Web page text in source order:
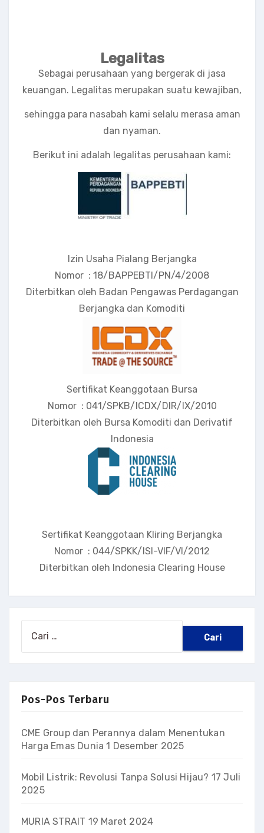
Legalitas
Sebagai perusahaan yang bergerak di jasa
keuangan. Legalitas merupakan suatu kewajiban,
sehingga para nasabah kami selalu merasa aman
dan nyaman.
Berikut ini adalah legalitas perusahaan kami:
Izin Usaha Pialang Berjangka
Nomor : 18/BAPPEBTI/PN/4/2008
Diterbitkan oleh Badan Pengawas Perdagangan
Berjangka dan Komoditi
Sertifikat Keanggotaan Bursa
Nomor : 041/SPKB/ICDX/DIR/IX/2010
Diterbitkan oleh Bursa Komoditi dan Derivatif
Indonesia
Sertifikat Keanggotaan Kliring Berjangka
Nomor : 044/SPKK/ISI-VIF/VI/2012
Diterbitkan oleh Indonesia Clearing House
Pos-Pos Terbaru
CME Group dan Perannya dalam Menentukan
Harga Emas Dunia 1 Desember 2025
Mobil Listrik: Revolusi Tanpa Solusi Hijau? 17 Juli
2025
MURIA STRAIT 19 Maret 2024